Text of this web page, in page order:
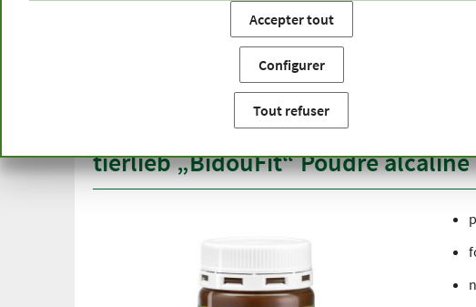
Catégories de produits Pour les animaux -
tierlieb „BidouFit“ Poudre alcaline
Accepter tout
Configurer
Tout refuser